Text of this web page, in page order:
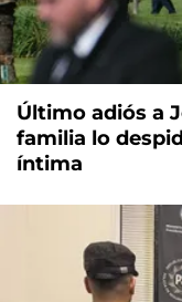
Último adiós a
familia lo
íntima